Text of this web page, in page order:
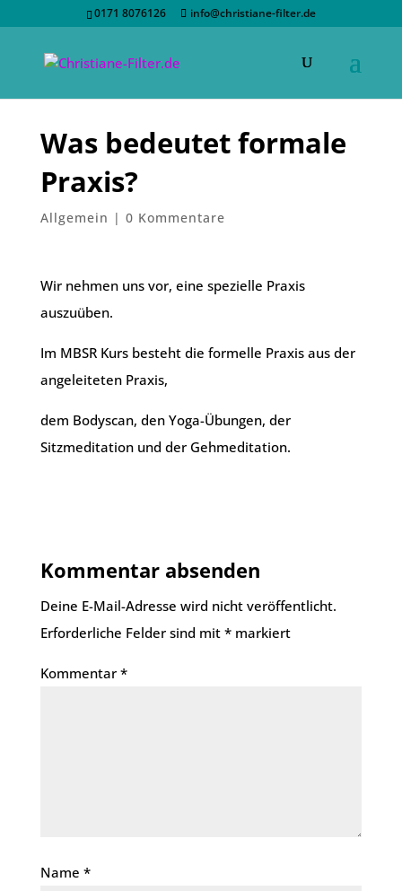
0171 8076126 info@christiane-filter.de
Was bedeutet formale
Praxis?
Allgemein | 0 Kommentare
Wir nehmen uns vor, eine spezielle Praxis
auszuüben.
Im MBSR Kurs besteht die formelle Praxis aus der
angeleiteten Praxis,
dem Bodyscan, den Yoga-Übungen, der
Sitzmeditation und der Gehmeditation.
Kommentar absenden
Deine E-Mail-Adresse wird nicht veröffentlicht.
Erforderliche Felder sind mit *markiert
Kommentar *
Name *